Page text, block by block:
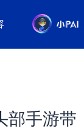
部手游带